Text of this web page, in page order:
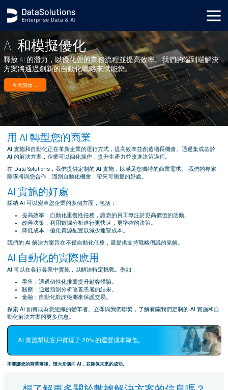
AI 和模擬優化
釋放 AI 的潛力，以優化您的業務流程並提高效率。我們的端到端解決
方案將通過創新的自動化戰略來賦能您。
今天開始 →
用 AI 轉型您的商業
AI 實施和自動化正在革新企業的運行方式，提高效率並創造增長機會。通過集成基於
AI 的解決方案，企業可以簡化操作，提升生產力並改進決策過程。
在 Data Solutions，我們提供定制的 AI 實施，以滿足您獨特的商業需求。 我們的專家
團隊將與您合作，識別自動化機會，帶來可衡量的好處。
AI 實施的好處
採納 AI 可以變革您企業的多個方面，包括：
提高效率：自動化重復性任務，讓您的員工專注於更高價值的活動。
改善決策：利用數據分析進行更快速，更準確的決策。
降低成本：優化資源配置以減少運營成本。
我們的 AI 解決方案旨在不僅自動化任務，還提供支持戰略倡議的見解。
AI 自動化的實際應用
AI 可以在各行各業中實施，以解決特定挑戰。例如：
零售：通過個性化推薦提升顧客體驗。
醫療：通過預測分析改善患者的結果。
金融：自動化欺詐檢測來保護交易。
探索 AI 如何成為您組織的變革者。立即與我們聯繫，了解有關我們定制的 AI 實施和自
動化解決方案的更多信息。
AI 實施幫助客戶實現了 20% 的運營成本降低。
不要讓您的商業落後。請大步邁向 AI，並確保未來的成功。